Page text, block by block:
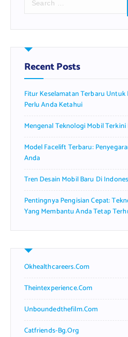
r
h
f
o
:
Recent Posts
Fitur Keselamatan Terbaru Untuk
Perlu Anda Ketahui
Mengenal Teknologi Mobil
Model Facelift Terbaru:
Anda
Tren Desain Mobil Baru Di
Pentingnya Pengisian Cepat:
Yang Membantu Anda Tetap
Okhealthcareers.com
Theintexperience.com
Unboundedthefilm.com
Catfriends-Bg.org